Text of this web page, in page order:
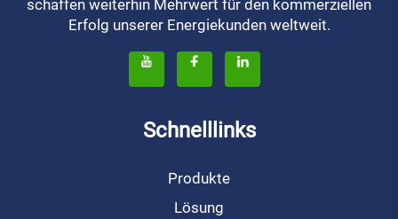
schaffen weiterhin Mehrwert für den kommerziellen
Erfolg unserer Energiekunden weltweit.
Schnelllinks
Produkte
Lösung